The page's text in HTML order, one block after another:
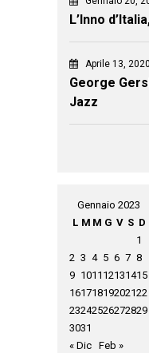
L’Inno
Aprile 13, 2020
George
Jazz
Gennaio 2023
L M M G V S D
1
2 3 4 5 6 7 8
9 1011 12131415
16171819202122
23242526272829
3031
« Dic Feb »